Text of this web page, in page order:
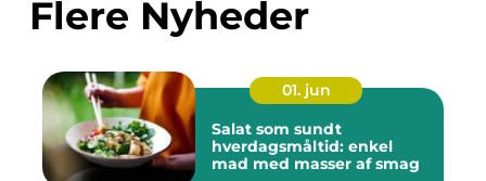
Flere Nyheder
01. jun
Salat som sundt
hverdagsmåltid: enkel
mad med masser af smag